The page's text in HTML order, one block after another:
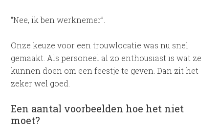
“Nee, ik ben werknemer”.
Onze keuze voor een trouwlocatie was nu snel
gemaakt. Als personeel al zo enthousiast is wat ze
kunnen doen om een feestje te geven. Dan zit het
zeker wel goed.
Een aantal voorbeelden hoe het niet
moet?